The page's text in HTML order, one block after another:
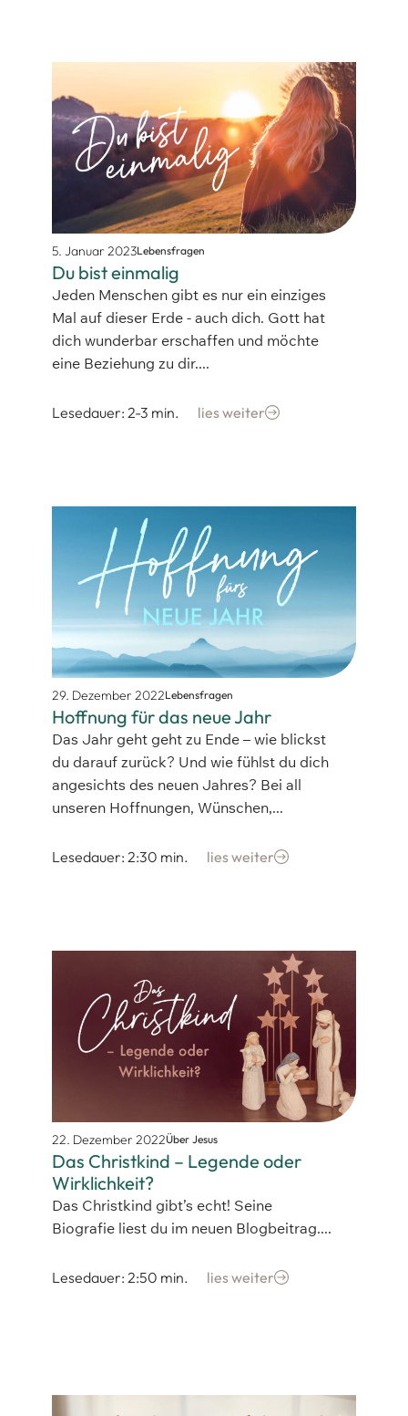
5. Januar 2023Lebensfragen
Du bist einmalig
Jeden Menschen gibt es nur ein einziges
Mal auf dieser Erde - auch dich. Gott hat
dich wunderbar erschaffen und möchte
eine Beziehung zu dir....
Lesedauer: 2-3 min. lies weiter
29. Dezember 2022Lebensfragen
Hoffnung für das neue Jahr
Das Jahr geht geht zu Ende – wie blickst
du darauf zurück? Und wie fühlst du dich
angesichts des neuen Jahres? Bei all
unseren Hoffnungen, Wünschen,...
Lesedauer: 2:30 min. lies weiter
22. Dezember 2022Über Jesus
Das Christkind – Legende oder
Wirklichkeit?
Das Christkind gibt’s echt! Seine
Biografie liest du im neuen Blogbeitrag....
Lesedauer: 2:50 min. lies weiter